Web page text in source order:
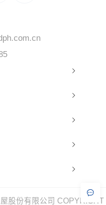
股份有限公司 COPYRIGHT